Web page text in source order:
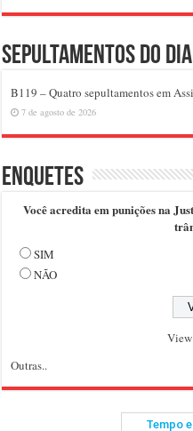
Sepultamentos do dia
B119 – Quatro sepultamentos em
7 de agosto de 2026
Enquetes
Você acredita em punições na
SIM
NÃO
Outras..